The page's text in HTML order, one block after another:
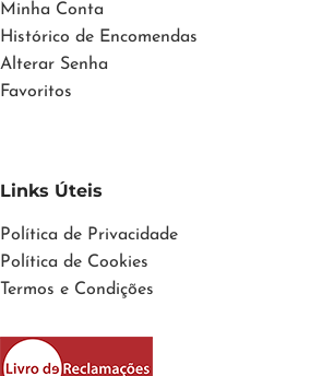
Minha Conta
Histórico de Encomendas
Alterar Senha
Favoritos
Links Úteis
Política de Privacidade
Política de Cookies
Termos e Condições